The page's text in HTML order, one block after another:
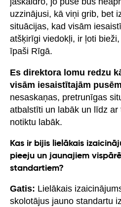
uzzinājusi, kā viņi grib, bet
situācijas, kad visām
atšķirīgi viedokļi, ir ļoti
īpaši Rīgā.
Es direktora lomu redzu
visām iesaistītajām
nesaskaņas, pretrunīgas
atbalstīti un labāk un līdz
notiktu labāk.
Kas ir bijis lielākais
pieeju un jaunajiem
standartiem?
Gatis: Lielākais
skolotājus jauno standartu